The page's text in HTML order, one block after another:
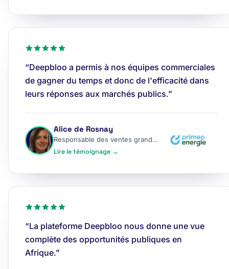
“Deepbloo a permis à nos équipes commerciales
de gagner du temps et donc de l'efficacité dans
leurs réponses aux marchés publics.”
Alice de Rosnay
Responsable des ventes grands comptes
Lire le témoignage →
“La plateforme Deepbloo nous donne une vue
complète des opportunités publiques en
Afrique.”